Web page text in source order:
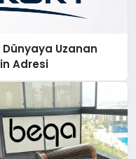
Dünyaya Uzanan
Adresi